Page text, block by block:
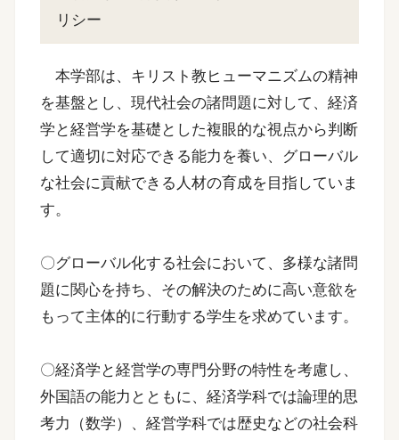
リシー
本学部は、キリスト教ヒューマニズムの精神
を基盤とし、現代社会の諸問題に対して、経済
学と経営学を基礎とした複眼的な視点から判断
して適切に対応できる能力を養い、グローバル
な社会に貢献できる人材の育成を目指していま
す。
〇グローバル化する社会において、多様な諸問
題に関心を持ち、その解決のために高い意欲を
もって主体的に行動する学生を求めています。
〇経済学と経営学の専門分野の特性を考慮し、
外国語の能力とともに、経済学科では論理的思
考力（数学）、経営学科では歴史などの社会科